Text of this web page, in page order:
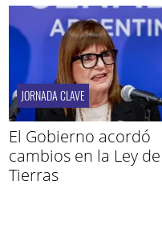
JORNADA CLAVE
El Gobierno acordó
cambios en la Ley de
Tierras